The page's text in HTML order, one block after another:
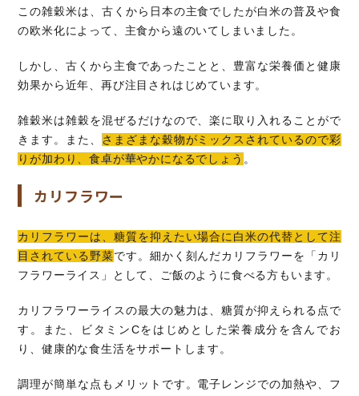
この雑穀米は、古くから日本の主食でしたが白米の普及や食
の欧米化によって、主食から遠のいてしまいました。
しかし、古くから主食であったことと、豊富な栄養価と健康
効果から近年、再び注目されはじめています。
雑穀米は雑穀を混ぜるだけなので、楽に取り入れることがで
きます。また、 さまざまな穀物がミックスされているので彩
りが加わり、食卓が華やかになるでしょう 。
カリフラワー
カリフラワーは、糖質を抑えたい場合に白米の代替として注
目されている野菜です。細かく刻んだカリフラワーを「カリ
フラワーライス」として、ご飯のように食べる方もいます。
カリフラワーライスの最大の魅力は、糖質が抑えられる点で
す。また、ビタミンCをはじめとした栄養成分を含んでお
り、健康的な食生活をサポートします。
調理が簡単な点もメリットです。電子レンジでの加熱や、フ